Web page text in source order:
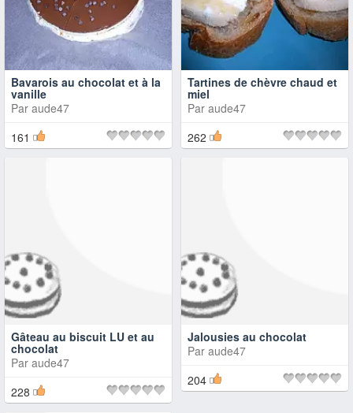
Bavarois au chocolat et à la
vanille
Par aude47
161
Tartines de chèvre chaud et
miel
Par aude47
262
Gâteau au biscuit LU et au
chocolat
Par aude47
228
Jalousies au chocolat
Par aude47
204